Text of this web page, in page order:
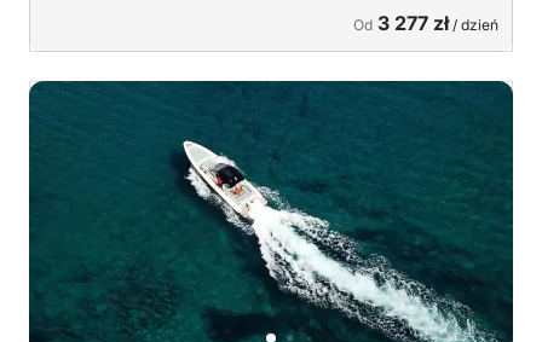
Od 3 277 zł/ dzień